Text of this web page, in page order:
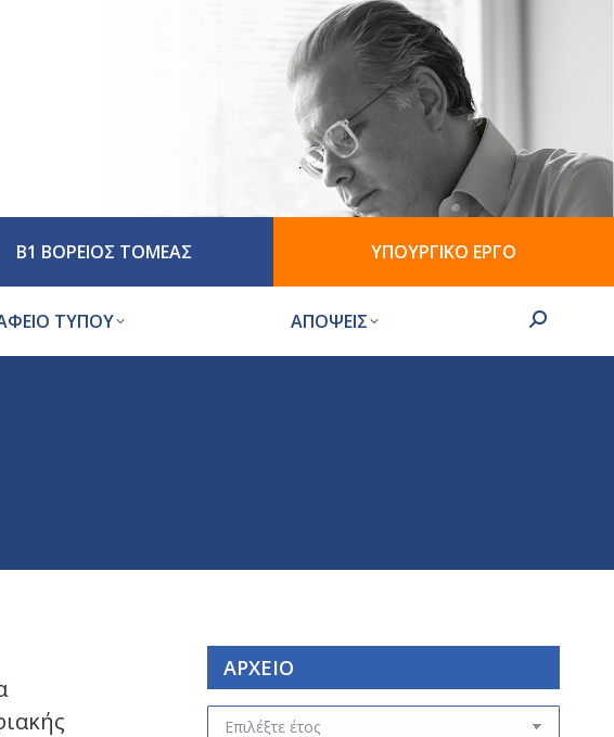
Β1 ΒΟΡΕΙΟΣ ΤΟΜΕΑΣ ΥΠΟΥΡΓΙΚΟ ΕΡΓΟ
ΤΥΠΟΥ ΑΠΟΨΕΙΣ Search:
ΑΡΧΕΙΟ
ΑΡΧΕΙΟ